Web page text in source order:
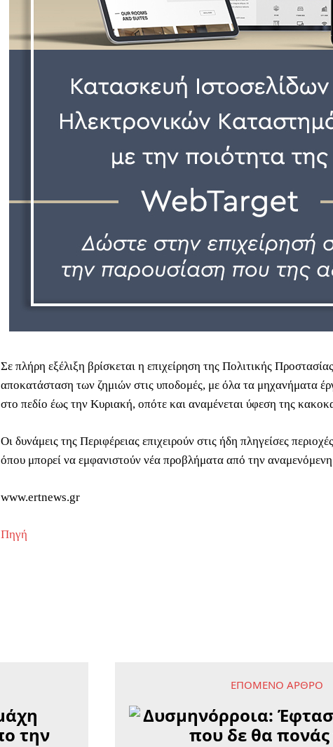
Σε πλήρη εξέλιξη βρίσκεται η επιχείρηση της Πολιτικής
αποκατάσταση των ζημιών στις υποδομές, με όλα τα μηχανήματα
στο πεδίο έως την Κυριακή, οπότε και αναμένεται ύφεση της
Οι δυνάμεις της Περιφέρειας επιχειρούν στις ήδη πληγείσες
όπου μπορεί να εμφανιστούν νέα προβλήματα από την
www.ertnews.gr
Πηγή
ΕΠΌΜΕΝΟ ΆΡΘΡΟ